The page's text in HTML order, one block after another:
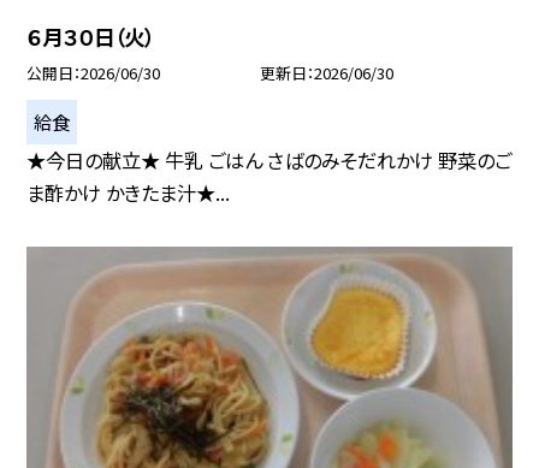
６月３０日（火）
公開日 2026/06/30 更新日 2026/06/30
給食
★今日の献立★ 牛乳 ごはん さばのみそだれかけ 野菜のご
ま酢かけ かきたま汁★...